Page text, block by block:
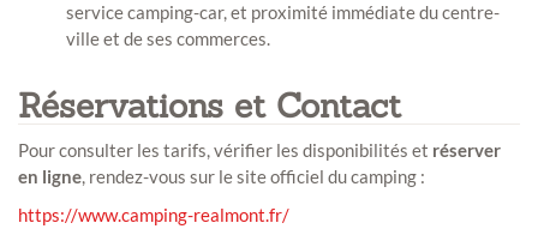
service camping-car, et proximité immédiate du centre-
ville et de ses commerces.
Réservations et Contact
Pour consulter les tarifs, vérifier les disponibilités et réserver
en ligne, rendez-vous sur le site officiel du camping :
https://www.camping-realmont.fr/